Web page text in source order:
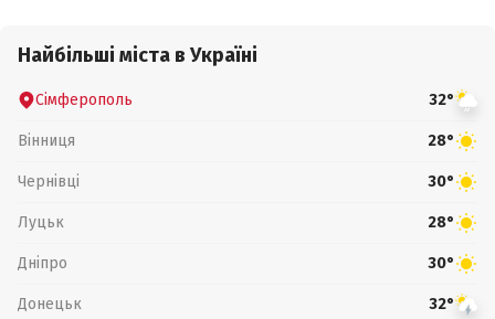
Найбільші міста в Україні
Сімферополь 32°
Вінниця 28°
Чернівці 30°
Луцьк 28°
Дніпро 30°
Донецьк 32°